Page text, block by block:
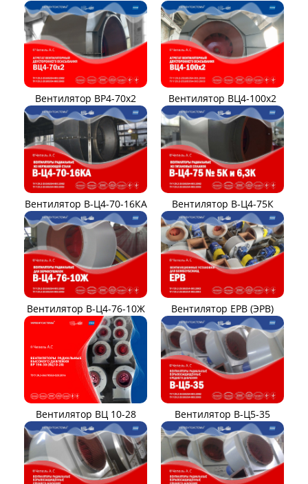
Вентилятор ВР4-70x2 Вентилятор ВЦ4-100х2
Вентилятор В-Ц4-70-16КА Вентилятор В-Ц4-75К
Вентилятор В-Ц4-76-10Ж Вентилятор ЕРВ (ЭРВ)
Вентилятор ВЦ 10-28 Вентилятор В-Ц5-35